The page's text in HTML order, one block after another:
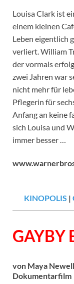
Louisa Clark ist
einem kleinen
Leben eigentlich
verliert. William
der vormals
zwei Jahren war
nicht mehr für
Pflegerin für
Anfang an keine
sich Louisa und
immer besser …
KINOPOLIS |
GAYBY
von Maya
Dokumentarfilm